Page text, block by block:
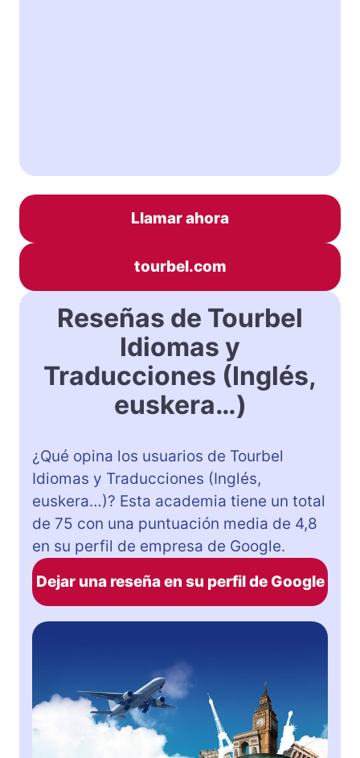
Llamar ahora
tourbel.com
Reseñas de Tourbel
Idiomas y
Traducciones (Inglés,
euskera…)
¿Qué opina los usuarios de Tourbel
Idiomas y Traducciones (Inglés,
euskera…)? Esta academia tiene un total
de 75 con una puntuación media de 4,8
en su perfil de empresa de Google.
Dejar una reseña en su perfil de Google